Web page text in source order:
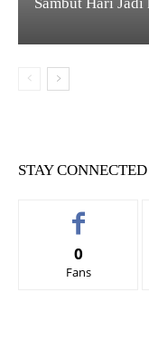
STAY CONNECTED
0
Fans